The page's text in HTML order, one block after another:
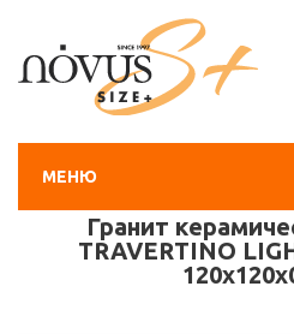
МЕНЮ
Гранит
TRAVERTINO